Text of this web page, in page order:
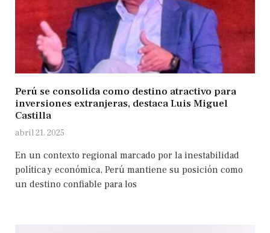
Perú se consolida como destino atractivo para
inversiones extranjeras, destaca Luis Miguel
Castilla
abril 21, 2025
En un contexto regional marcado por la inestabilidad
política y económica, Perú mantiene su posición como
un destino confiable para los